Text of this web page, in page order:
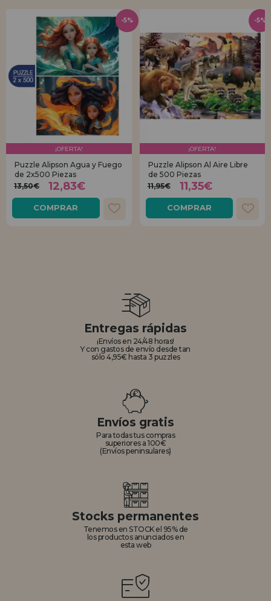
¡OFERTA!
Puzzle Alipson Agua y Fuego
de 2x500 Piezas
13,50€
12,83€
COMPRAR
-5%
¡OFERTA!
Puzzle Alipson Al Aire Libre
de 500 Piezas
11,95€
11,35€
COMPRAR
-5%
Entregas rápidas
¡Envíos en 24/48 horas!
Y con gastos de envío desde tan
sólo 4,95€ hasta 3 puzzles
Envíos gratis
Para todas tus compras
superiores a 100€
(Envíos peninsulares)
Stocks permanentes
Tenemos en STOCK el 95% de
los productos anunciados en
esta web